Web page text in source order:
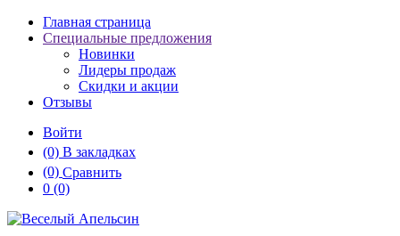
Главная страница
Специальные предложения
Новинки
Лидеры продаж
Скидки и акции
Отзывы
Войти
(0) В закладках
(0) Сравнить
0 (0)